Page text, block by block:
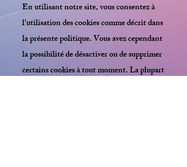
En utilisant notre site, vous consentez à
l'utilisation des cookies comme décrit dans
la présente politique. Vous avez cependant
la possibilité de désactiver ou de supprimer
certains cookies à tout moment. La plupart